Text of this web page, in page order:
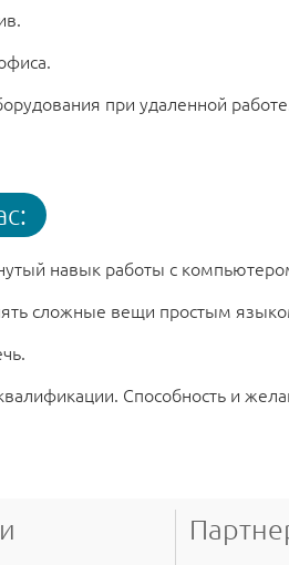
при удаленной
навык работы с
сложные вещи простым
Способность и